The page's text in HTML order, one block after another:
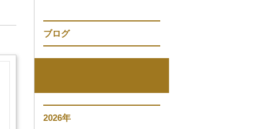
ブログ
2026年